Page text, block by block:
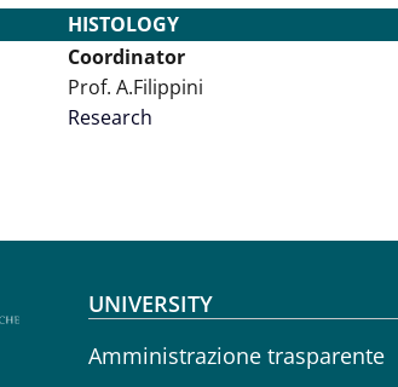
HISTOLOGY
Coordinator
Prof. A.Filippini
Research
Footer menu
UNIVERSITY
Amministrazione trasparente